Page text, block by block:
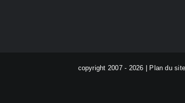
copyright 2007 - 2026 | Plan du site